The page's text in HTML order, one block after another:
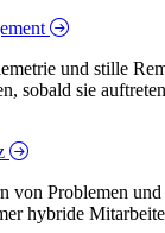
und stille
sobald sie
von Problemen
hybride